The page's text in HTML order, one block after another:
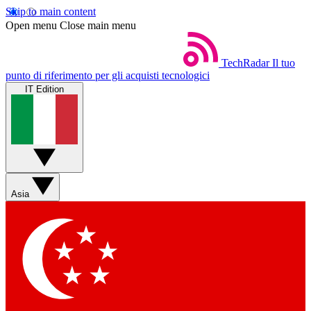
Skip to main content
Open menu Close main menu
TechRadar Il tuo
punto di riferimento per gli acquisti tecnologici
IT Edition
Asia